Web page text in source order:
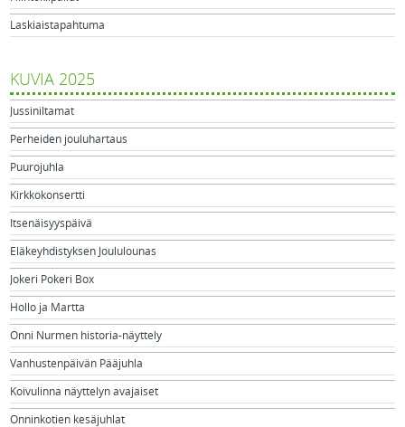
Laskiaistapahtuma
KUVIA 2025
Jussiniltamat
Perheiden jouluhartaus
Puurojuhla
Kirkkokonsertti
Itsenäisyyspäivä
Eläkeyhdistyksen Joululounas
Jokeri Pokeri Box
Hollo ja Martta
Onni Nurmen historia-näyttely
Vanhustenpäivän Pääjuhla
Koivulinna näyttelyn avajaiset
Onninkotien kesäjuhlat